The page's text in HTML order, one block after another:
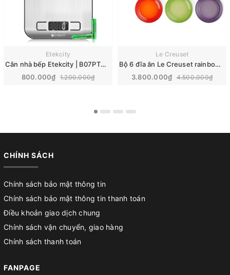
Etekcity
Cân nhà bếp Etekcity | B07PTNZT75
800.000₫ 1.200.000₫
Le Creuset
Bộ 6 đĩa ăn Le Creuset rainbow | 22cm
3.800.000₫ 4.500.000₫
CHÍNH SÁCH
Chính sách bảo mật thông tin
Chính sách bảo mật thông tin thanh toán
Điều khoản giao dịch chung
Chính sách vận chuyển, giao hàng
Chính sách thanh toán
FANPAGE